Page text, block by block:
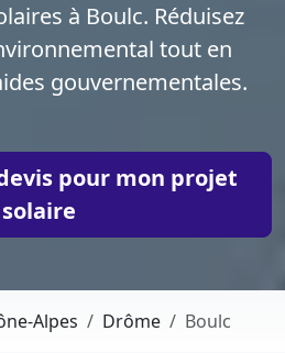
à Boulc. Réduisez
tout en
gouvernementales.
pour mon projet
solaire
Alpes Drôme Boulc